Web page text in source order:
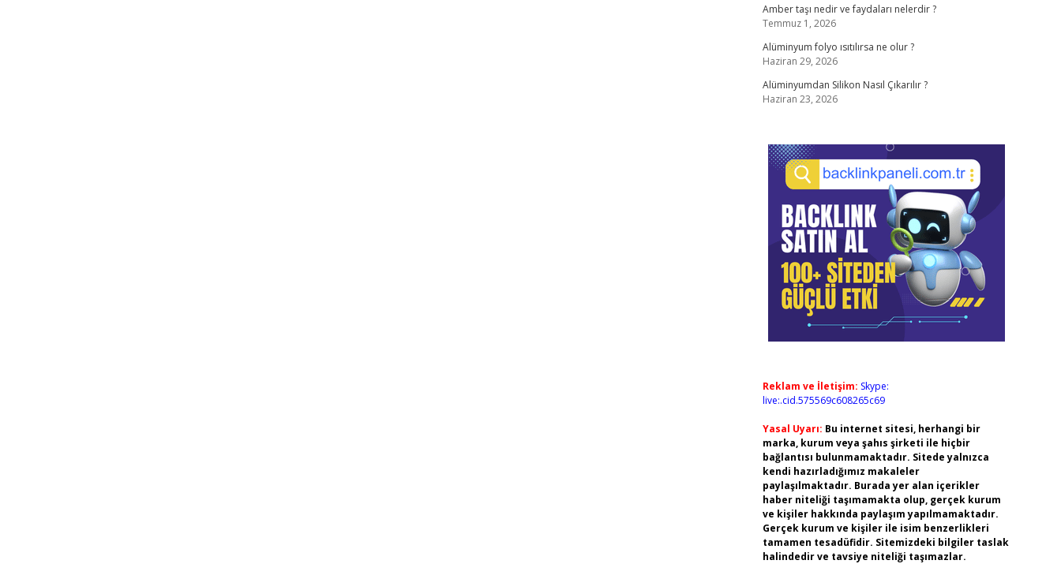
Amber taşı nedir ve faydaları nelerdir ?
Temmuz 1, 2026
Alüminyum folyo ısıtılırsa ne olur ?
Haziran 29, 2026
Alüminyumdan Silikon Nasıl Çıkarılır ?
Haziran 23, 2026
Reklam ve İletişim: Skype:
live:.cid.575569c608265c69
Yasal Uyarı: Bu internet sitesi, herhangi bir
marka, kurum veya şahıs şirketi ile hiçbir
bağlantısı bulunmamaktadır. Sitede yalnızca
kendi hazırladığımız makaleler
paylaşılmaktadır. Burada yer alan içerikler
haber niteliği taşımamakta olup, gerçek kurum
ve kişiler hakkında paylaşım yapılmamaktadır.
Gerçek kurum ve kişiler ile isim benzerlikleri
tamamen tesadüfidir. Sitemizdeki bilgiler taslak
halindedir ve tavsiye niteliği taşımazlar.